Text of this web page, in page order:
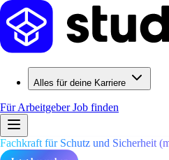
Alles für deine Karriere
Für ArbeitgeberJob finden
Fachkraft für Schutz und Sicherheit